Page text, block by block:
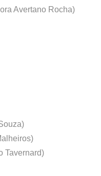
Avertano Rocha)
Tavernard)